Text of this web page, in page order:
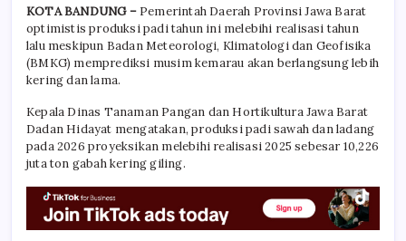
KOTA BANDUNG –Pemerintah Daerah Provinsi Jawa Barat
optimistis produksi padi tahun ini melebihi realisasi tahun
lalu meskipun Badan Meteorologi, Klimatologi dan Geofisika
(BMKG) memprediksi musim kemarau akan berlangsung lebih
kering dan lama.
Kepala Dinas Tanaman Pangan dan Hortikultura Jawa Barat
Dadan Hidayat mengatakan, produksi padi sawah dan ladang
pada 2026 proyeksikan melebihi realisasi 2025 sebesar 10,226
juta ton gabah kering giling.